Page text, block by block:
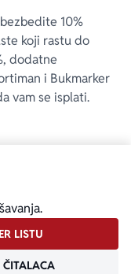
10%
koji rastu do
dodatne
i Bukmarker
vam se isplati.
LISTU